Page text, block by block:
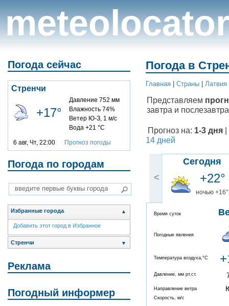
meteolocator
Погода сейчас
Стренчи
+17°
Давление 752 мм
Влажность 74%
Ветер Ю-З, 1 м/с
Вода +21 °C
6 авг, Чт, 22:00 Прогноз погоды
Погода по городам
Избранные города ▲
Добавить этот город в Избранное
Стренчи ▼
Реклама
Погодный информер
Погода в
Главная Cтраны Латвия
Представляем
завтра и
Прогноз на: 1-3 дня
14 дней
<
Сегодня
+22°
ночью +16°
Время суток
Погодные явления
Температура воздуха,°C
Давление, мм рт.ст.
Направление ветра
Скорость, м/с